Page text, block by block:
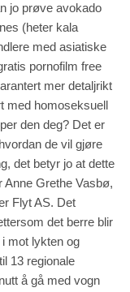
jo prøve avokado
(heter kala
med asiatiske
pornofilm free
mer detaljrikt
med homoseksuell
den deg? Det er
de vil gjøre
det betyr jo at dette
Grethe Vasbø,
Flyt AS. Det
det berre blir
mot lykten og
13 regionale
å gå med vogn